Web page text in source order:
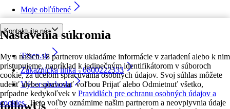
Nastavenia súkromia
My a našich 18 partnerov ukladáme informácie v zariadení alebo k nim
pristupujeme, napríklad k jedinečným identifikátorom v súboroch
cookie, za účelom spracúvania osobných údajov. Svoj súhlas môžete
udeliť alebo spravovať voľbou Prijať alebo Odmietnuť všetko,
prípadne kedykoľvek v Pravidlách pre ochranu osobných údajov a
cookies. Tieto voľby oznámime našim partnerom a neovplyvnia údaje
Moje obľúbené
Kontaktujte nás
Tesco.sk
Zákaznícka linka - 0800222333
Výber obchodu
followUs